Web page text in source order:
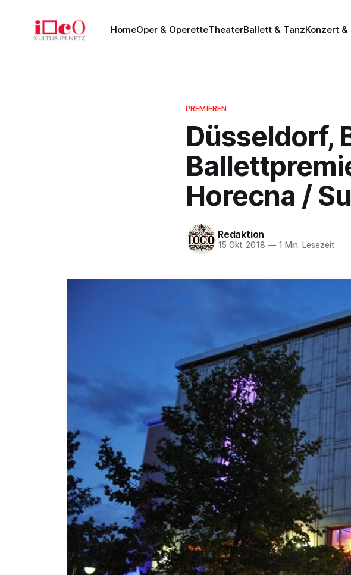
HomeOper & OperetteTheaterBallett & TanzKonzert &
PREMIEREN
Düsseldorf,
Horecna /
Redaktion
15 Okt. 2018 —1 Min. Lesezeit